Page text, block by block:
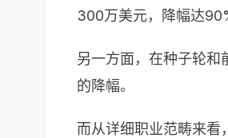
300万美元，降幅达
另一方面，在种子轮
的降幅。
而从详细职业范畴来